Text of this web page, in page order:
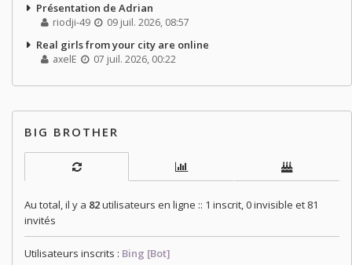
Présentation de Adrian
riodji-49 09 juil. 2026, 08:57
Real girls from your city are online
axelE 07 juil. 2026, 00:22
BIG BROTHER
Au total, il y a 82utilisateurs en ligne :: 1 inscrit, 0 invisible et 81
invités
Utilisateurs inscrits : Bing [Bot]